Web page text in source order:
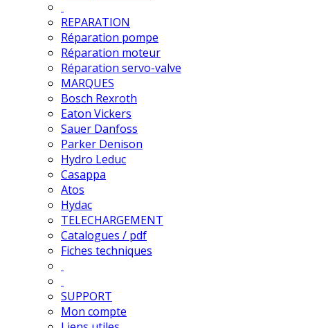
REPARATION
Réparation pompe
Réparation moteur
Réparation servo-valve
MARQUES
Bosch Rexroth
Eaton Vickers
Sauer Danfoss
Parker Denison
Hydro Leduc
Casappa
Atos
Hydac
TELECHARGEMENT
Catalogues / pdf
Fiches techniques
SUPPORT
Mon compte